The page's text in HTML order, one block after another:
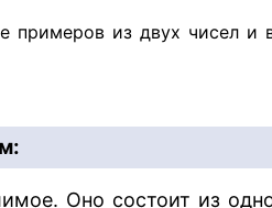
примеров из двух чисел и
Оно состоит из